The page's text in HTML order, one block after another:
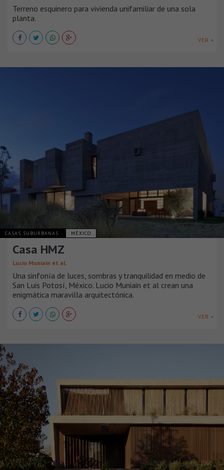
Terreno esquinero para vivienda unifamiliar de una sola
planta.
VER +
CASAS SUBURBANAS MÉXICO
Casa HMZ
Lucio Muniain et al.
Una sinfonía de luces, sombras y tranquilidad en medio de
San Luis Potosí, México. Lucio Muniain et al crean una
enigmática maravilla arquitectónica.
VER +